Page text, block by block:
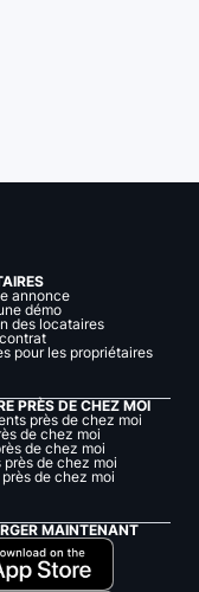
annonce
démo
des locataires
pour les propriétaires
PRÈS DE CHEZ MOI
près de chez moi
de chez moi
de chez moi
près de chez moi
de chez moi
MAINTENANT